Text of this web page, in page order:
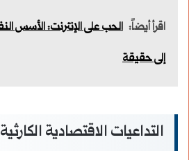
اقرأ أيضاً: الحب على الإنترنت: الأسس
إلى حقيقة
التداعيات الاقتصادية